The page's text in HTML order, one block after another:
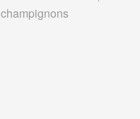
champignons